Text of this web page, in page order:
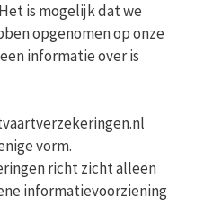
is mogelijk dat we
opgenomen op onze
informatie over is
vorm.
richt zicht alleen
informatievoorziening